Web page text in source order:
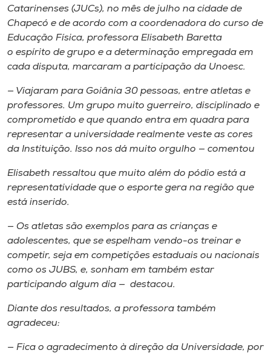
Catarinenses (JUCs), no mês de julho na cidade de
Chapecó e de acordo com a coordenadora do curso de
Educação Física, professora Elisabeth Baretta
o espírito de grupo e a determinação empregada em
cada disputa, marcaram a participação da Unoesc.
— Viajaram para Goiânia 30 pessoas, entre atletas e
professores. Um grupo muito guerreiro, disciplinado e
comprometido e que quando entra em quadra para
representar a universidade realmente veste as cores
da Instituição. Isso nos dá muito orgulho — comentou
Elisabeth ressaltou que muito além do pódio está a
representatividade que o esporte gera na região que
está inserido.
— Os atletas são exemplos para as crianças e
adolescentes, que se espelham vendo-os treinar e
competir, seja em competições estaduais ou nacionais
como os JUBS, e, sonham em também estar
participando algum dia — destacou.
Diante dos resultados, a professora também
agradeceu:
— Fica o agradecimento à direção da Universidade, por